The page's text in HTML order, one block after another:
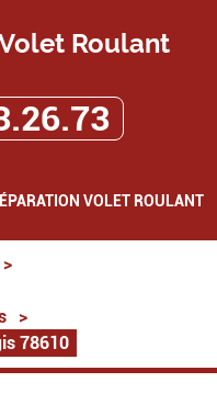
Roulant
VOLET ROULANT
>
>
78610